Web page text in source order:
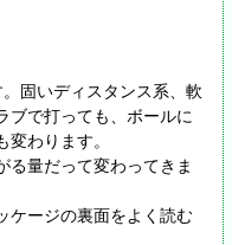
固いディスタンス系、軟
ブで打っても、ボールに
わります。
る量だって変わってきま
ケージの裏面をよく読む